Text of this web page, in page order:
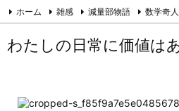
ホーム 雑感 減量部物語 数学奇
わたしの日常に価値は